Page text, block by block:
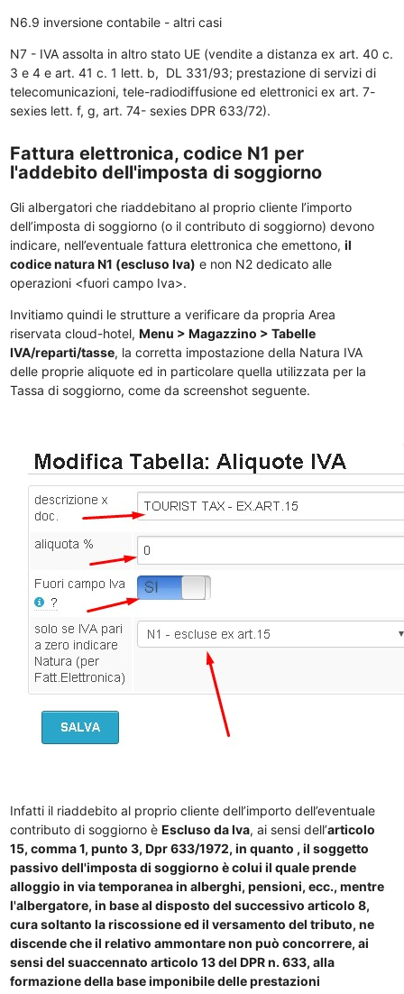
N6.9 inversione contabile - altri casi
N7 - IVA assolta in altro stato UE (vendite a distanza ex art. 40 c.
3 e 4 e art. 41 c. 1 lett. b, DL 331/93; prestazione di servizi di
telecomunicazioni, tele-radiodiffusione ed elettronici ex art. 7-
sexies lett. f, g, art. 74- sexies DPR 633/72).
Fattura elettronica, codice N1 per
l'addebito dell'imposta di soggiorno
Gli albergatori che riaddebitano al proprio cliente l’importo
dell’imposta di soggiorno (o il contributo di soggiorno) devono
indicare, nell’eventuale fattura elettronica che emettono, il
codice natura N1 (escluso Iva) e non N2 dedicato alle
operazioni <fuori campo Iva>.
Invitiamo quindi le strutture a verificare da propria Area
riservata cloud-hotel, Menu > Magazzino > Tabelle
IVA/reparti/tasse, la corretta impostazione della Natura IVA
delle proprie aliquote ed in particolare quella utilizzata per la
Tassa di soggiorno, come da screenshot seguente.
Infatti il riaddebito al proprio cliente dell’importo dell’eventuale
contributo di soggiorno è Escluso da Iva, ai sensi dell’articolo
15, comma 1, punto 3, Dpr 633/1972, in quanto , il soggetto
passivo dell'imposta di soggiorno è colui il quale prende
alloggio in via temporanea in alberghi, pensioni, ecc., mentre
l'albergatore, in base al disposto del successivo articolo 8,
cura soltanto la riscossione ed il versamento del tributo, ne
discende che il relativo ammontare non può concorrere, ai
sensi del suaccennato articolo 13 del DPR n. 633, alla
formazione della base imponibile delle prestazioni